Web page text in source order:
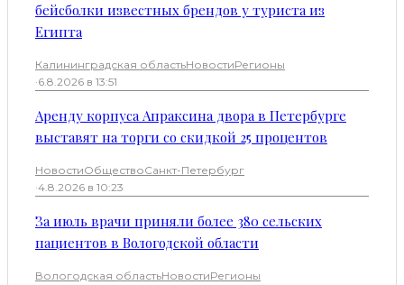
бейсболки известных брендов у туриста из
Египта
Калининградская областьНовостиРегионы
·6.8.2026 в 13:51
Аренду корпуса Апраксина двора в Петербурге
выставят на торги со скидкой 25 процентов
НовостиОбществоСанкт-Петербург
·4.8.2026 в 10:23
За июль врачи приняли более 380 сельских
пациентов в Вологодской области
Вологодская областьНовостиРегионы